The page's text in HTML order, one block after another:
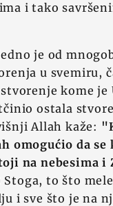
i tako
je od
u svemiru,
kome je
ostala
Allah kaže:
omogućio da
na nebesima i
to što
i sve što je na